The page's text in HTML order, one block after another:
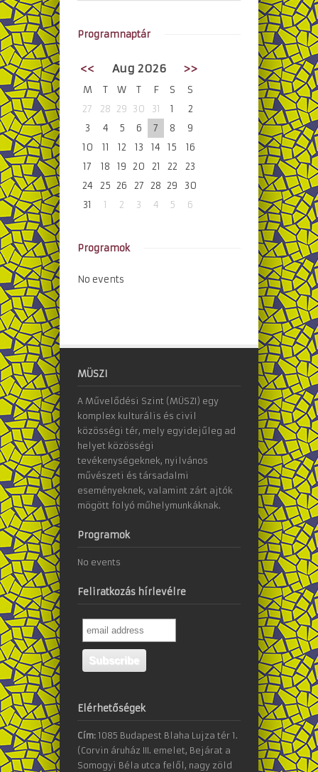
Programnaptár
<< Aug 2026 >>
M T W T F S
S
27
28 29 30 31 1
2
3
4 5 6 7 8
9
10
11 12 13 14 15
16
17
18 19 20 21 22
23
24
25 26 27 28 29
30
31
1 2 3 4 5 6
Programok
No events
MÜSZI
A Művelődési Szint (MÜSZI) egy
komplex kulturális és civil
közösségi tér, mely egyidejűleg ad
helyet közösségi
tevékenységeknek, nyilvános
művészeti és társadalmi
eseményeknek, valamint zárt ajtók
mögött folyó műhelymunkáknak.
Programok
No events
Feliratkozás hírlevélre
Elérhetőségek
Cím: 1085 Budapest Blaha Lujza tér 1.
(Corvin áruház III. emelet, Bejárat a
Somogyi Béla utca felől, nagy zöld